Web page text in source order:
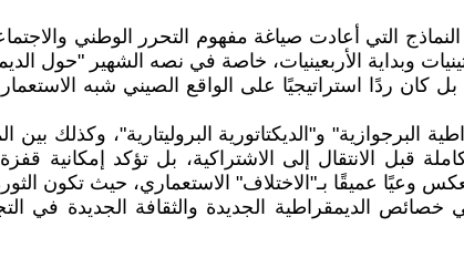
التي أعادت صياغة مفهوم التحرر الوطني
ردًا استراتيجيًا على الواقع الصيني شبه
البرجوازية" و"الديكتاتورية البروليتارية"، وكذلك بين
قبل الانتقال إلى الاشتراكية، بل تؤكد إمكانية
وعيًا عميقًا بـ"الاختلاف" الاستعماري، حيث تكون
خصائص الديمقراطية الجديدة والثقافة الجديدة في